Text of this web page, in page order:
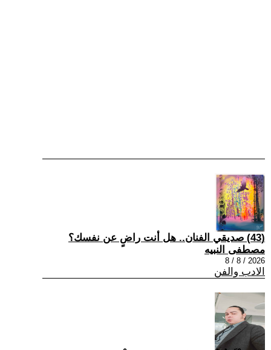
(43) صديقي الفنان.. هل أنت راضٍ عن نفسك؟
مصطفى النبيه
2026 / 8 / 8
الادب والفن